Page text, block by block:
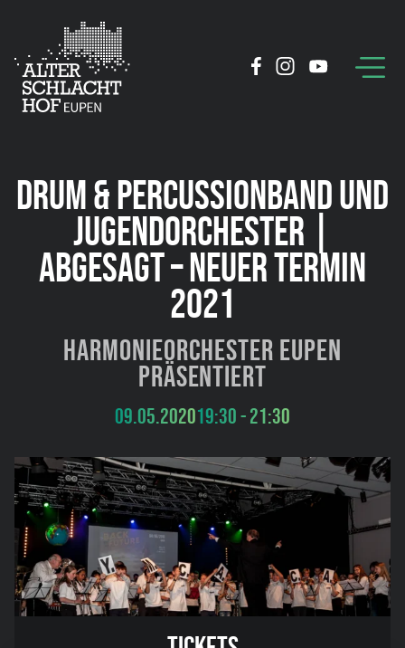
DRUM & PERCUSSIONBAND UND
JUGENDORCHESTER |
ABGESAGT – NEUER TERMIN
2021
Harmonieorchester Eupen
präsentiert
09.05.202019:30 - 21:30